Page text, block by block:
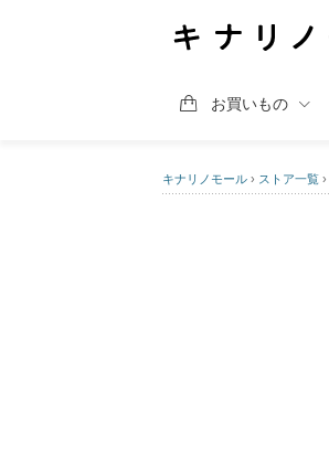
お買いもの
キナリノモール › ストア一覧 ›